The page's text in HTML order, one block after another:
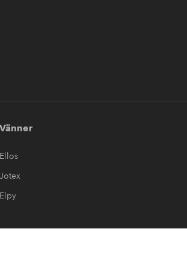
Vänner
Ellos
Jotex
Elpy